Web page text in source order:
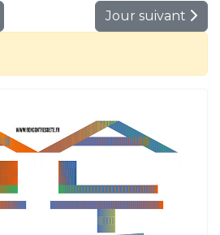
Jour suivant